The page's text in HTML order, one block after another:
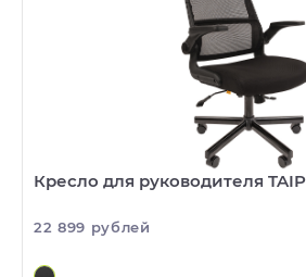
Кресло для руководителя
22 899 рублей